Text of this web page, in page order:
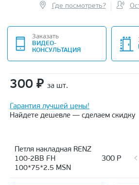
Где посмотреть?
Заказать
ВИДЕО-
КОНСУЛЬТАЦИЯ
300 ₽ за шт.
Гарантия лучшей цены!
Найдете дешевле — сделаем скидку
Петля накладная RENZ
100-2BB FH
100*75*2.5 MSN
300 Р